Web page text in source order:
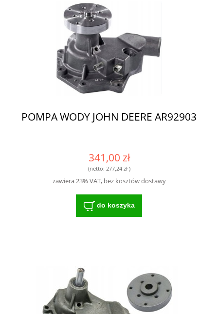
POMPA WODY JOHN DEERE AR92903
341,00 zł
(netto: 277,24 zł)
zawiera 23% VAT, bez kosztów dostawy
do koszyka